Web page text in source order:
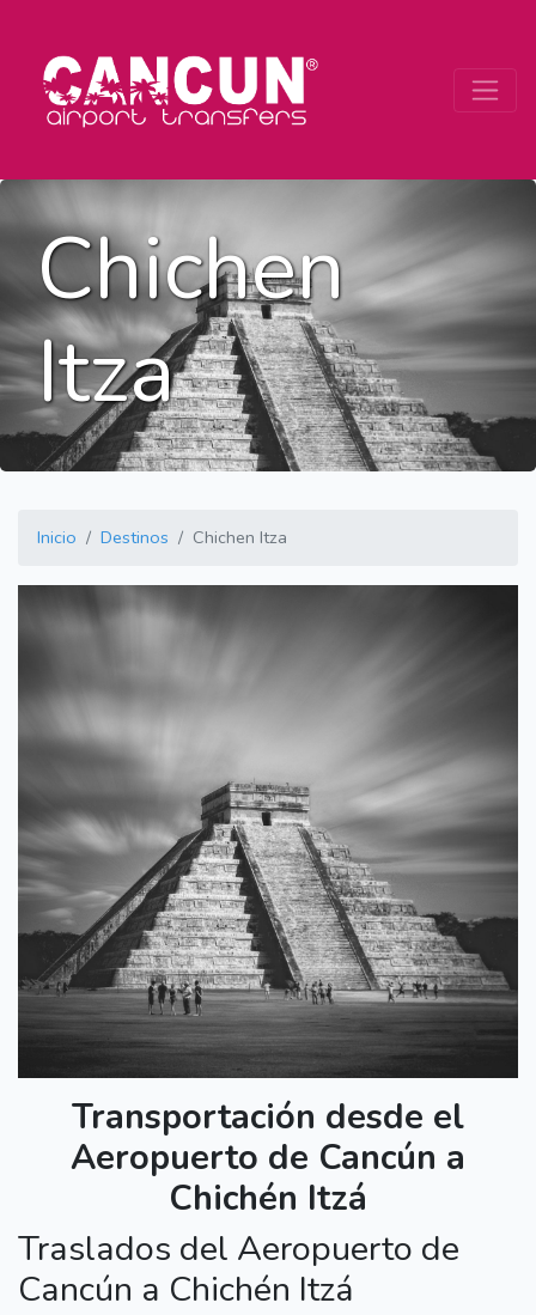
Chichen
Itza
Inicio Destinos Chichen Itza
Transportación desde el
Aeropuerto de Cancún a
Chichén Itzá
Traslados del Aeropuerto de
Cancún a Chichén Itzá